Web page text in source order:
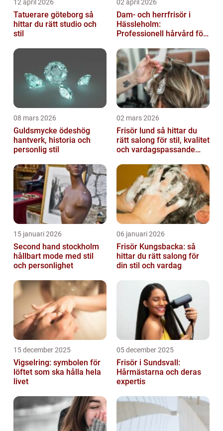
12 april 2026
Tatuerare göteborg så
hittar du rätt studio och
stil
02 april 2026
Dam- och herrfrisör i
Hässleholm:
Professionell hårvård för
08 mars 2026
Guldsmycke ödeshög
hantverk, historia och
personlig stil
02 mars 2026
Frisör lund så hittar du
rätt salong för stil, kvalitet
och vardagspassande
15 januari 2026
Second hand stockholm
hållbart mode med stil
och personlighet
06 januari 2026
Frisör Kungsbacka: så
hittar du rätt salong för
din stil och vardag
15 december 2025
Vigselring: symbolen för
löftet som ska hålla hela
livet
05 december 2025
Frisör i Sundsvall:
Hårmästarna och deras
expertis